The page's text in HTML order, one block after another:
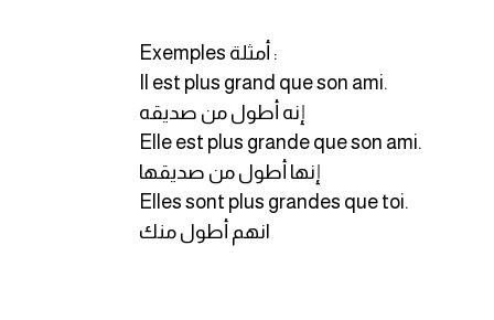
Exemples أمثلة :
Il est plus grand que son ami.
إنه أطول من صديقه
Elle est plus grande que son ami.
إنها أطول من صديقها
Elles sont plus grandes que toi.
انهم أطول منك